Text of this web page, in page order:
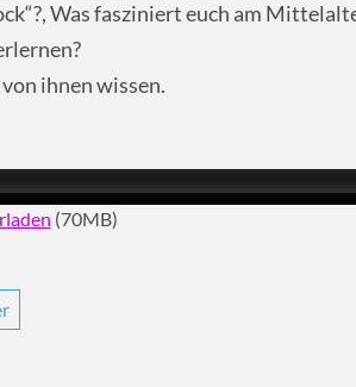
Was fasziniert euch am
ihnen wissen.
(70MB)